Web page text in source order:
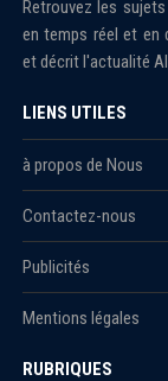
Retrouvez les
en temps réel et en
et décrit l'actualité
LIENS UTILES
à propos de Nous
Contactez-nous
Publicités
Mentions légales
RUBRIQUES